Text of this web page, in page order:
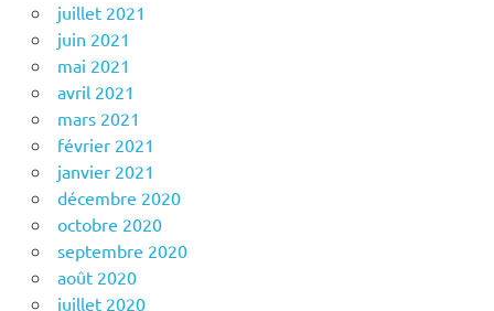
juillet 2021
juin 2021
mai 2021
avril 2021
mars 2021
février 2021
janvier 2021
décembre 2020
octobre 2020
septembre 2020
août 2020
juillet 2020